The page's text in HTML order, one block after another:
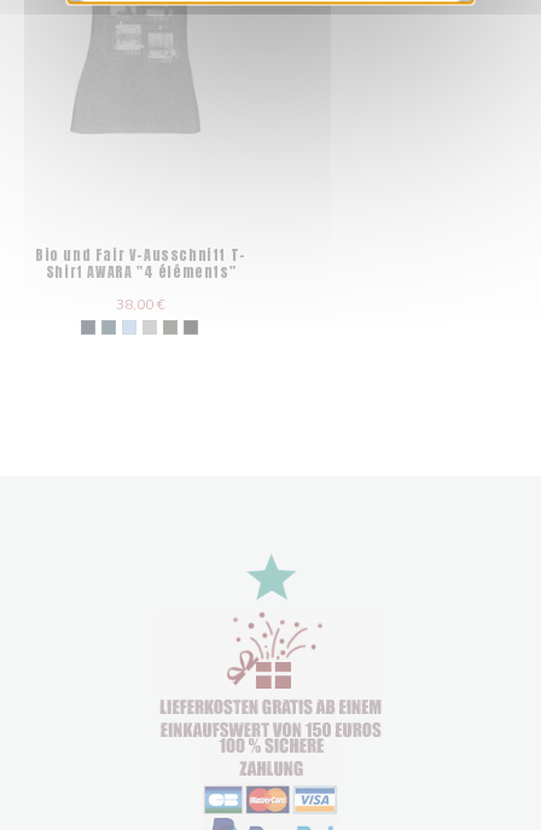
Bio und Fair V-Ausschnitt T-
Shirt AWARA "4 éléments"
38,00 €